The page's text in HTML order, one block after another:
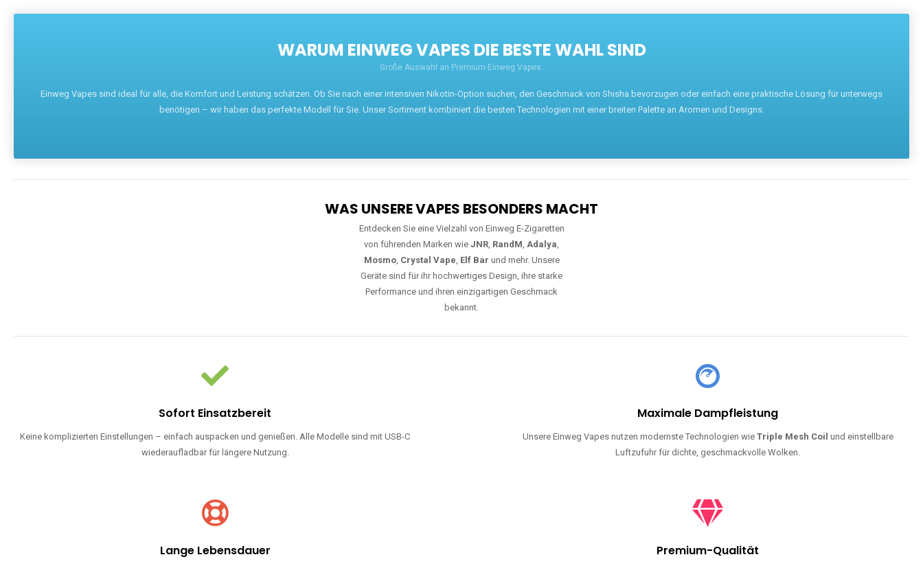
WARUM EINWEG VAPES DIE BESTE WAHL SIND
Große Auswahl an Premium-Einweg Vapes.
Einweg Vapes sind ideal für alle, die Komfort und Leistung schätzen. Ob Sie nach einer intensiven Nikotin-Option suchen, den Geschmack von Shisha bevorzugen oder einfach eine praktische Lösung für unterwegs
benötigen – wir haben das perfekte Modell für Sie. Unser Sortiment kombiniert die besten Technologien mit einer breiten Palette an Aromen und Designs.
WAS UNSERE VAPES BESONDERS MACHT
Entdecken Sie eine Vielzahl von Einweg E-Zigaretten
von führenden Marken wie JNR, RandM, Adalya,
Mosmo, Crystal Vape, Elf Bar und mehr. Unsere
Geräte sind für ihr hochwertiges Design, ihre starke
Performance und ihren einzigartigen Geschmack
bekannt.
Sofort Einsatzbereit
Keine komplizierten Einstellungen – einfach auspacken und genießen. Alle Modelle sind mit USB-C
wiederaufladbar für längere Nutzung.
Maximale Dampfleistung
Unsere Einweg Vapes nutzen modernste Technologien wie Triple Mesh Coil und einstellbare
Luftzufuhr für dichte, geschmackvolle Wolken.
Lange Lebensdauer Premium-Qualität